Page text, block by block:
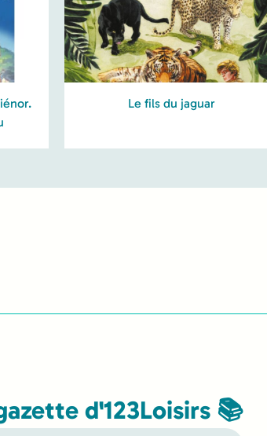
Le fils du jaguar
d'123Loisirs 📚